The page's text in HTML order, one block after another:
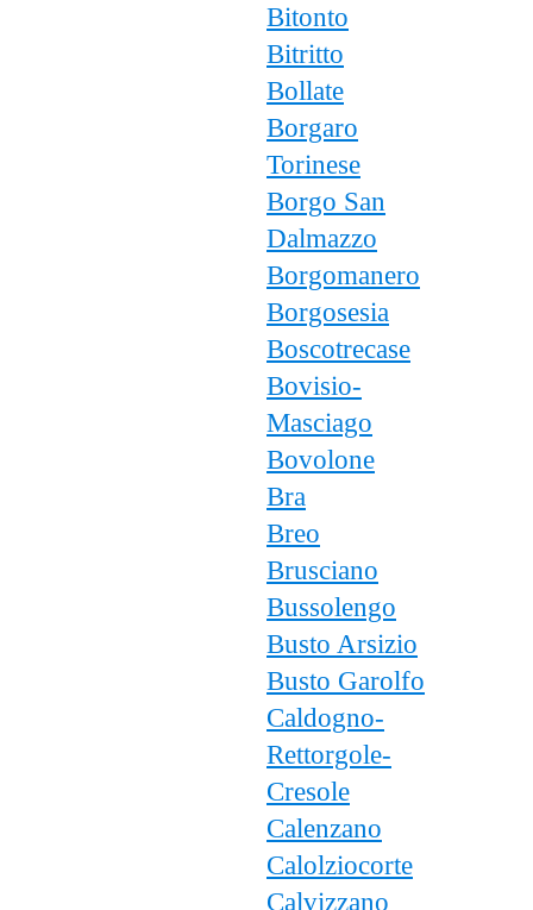
Bitonto
Bitritto
Bollate
Borgaro
Torinese
Borgo San
Dalmazzo
Borgomanero
Borgosesia
Boscotrecase
Bovisio-
Masciago
Bovolone
Bra
Breo
Brusciano
Bussolengo
Busto Arsizio
Busto Garolfo
Caldogno-
Rettorgole-
Cresole
Calenzano
Calolziocorte
Calvizzano